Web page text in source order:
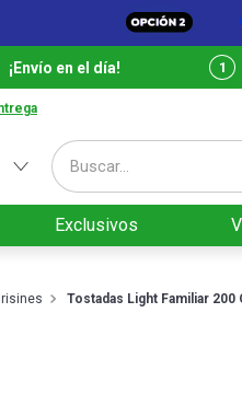
¡Envío en el día!
Buscar...
Exclusivos
Tostadas Light Familiar 200
más buscados